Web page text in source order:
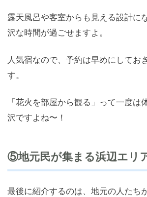
露天風呂や客室からも見える設計に
沢な時間が過ごせますよ。
人気宿なので、予約は早めにしてお
す。
「花火を部屋から観る」って一度は
沢ですよね〜！
⑤地元民が集まる浜辺エリ
最後に紹介するのは、地元の人たち